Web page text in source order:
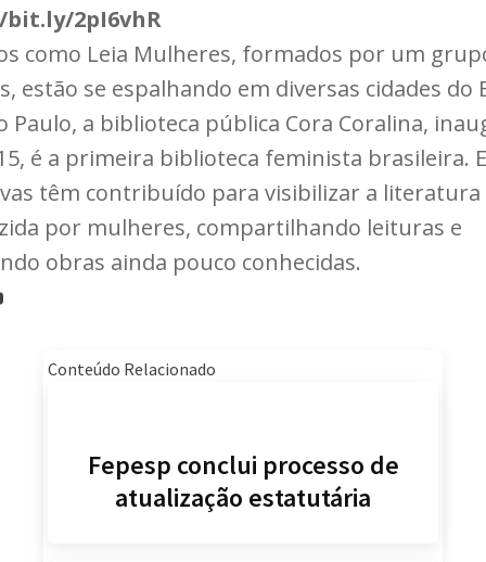
2pI6vhR
como Leia Mulheres, formados por um
estão se espalhando em diversas cidades do
Paulo, a biblioteca pública Cora Coralina,
é a primeira biblioteca feminista brasileira.
têm contribuído para visibilizar a literatura
por mulheres, compartilhando leituras e
obras ainda pouco conhecidas.
Conteúdo Relacionado
Fepesp conclui processo de
atualização estatutária